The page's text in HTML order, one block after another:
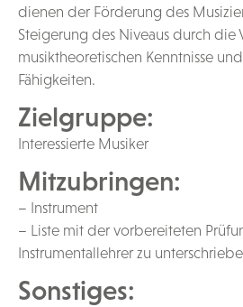
dienen der Förderung des
Steigerung des Niveaus durch die
musiktheoretischen Kenntnisse
Fähigkeiten.
Zielgruppe:
Interessierte Musiker
Mitzubringen:
– Instrument
– Liste mit der vorbereiteten
Instrumentallehrer zu
Sonstiges: